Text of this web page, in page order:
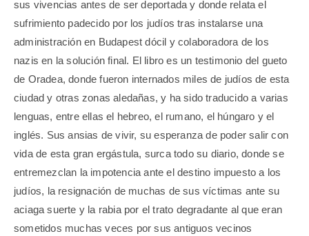
sus vivencias antes de ser deportada y donde relata el
sufrimiento padecido por los judíos tras instalarse una
administración en Budapest dócil y colaboradora de los
nazis en la solución final. El libro es un testimonio del gueto
de Oradea, donde fueron internados miles de judíos de esta
ciudad y otras zonas aledañas, y ha sido traducido a varias
lenguas, entre ellas el hebreo, el rumano, el húngaro y el
inglés. Sus ansias de vivir, su esperanza de poder salir con
vida de esta gran ergástula, surca todo su diario, donde se
entremezclan la impotencia ante el destino impuesto a los
judíos, la resignación de muchas de sus víctimas ante su
aciaga suerte y la rabia por el trato degradante al que eran
sometidos muchas veces por sus antiguos vecinos